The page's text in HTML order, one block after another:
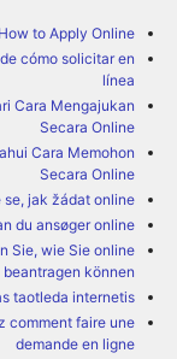
to Apply Online
cómo solicitar en
línea
Cara Mengajukan
Secara Online
Cara Memohon
Secara Online
jak žádat online
du ansøger online
Sie, wie Sie online
beantragen können
taotleda internetis
comment faire une
demande en ligne